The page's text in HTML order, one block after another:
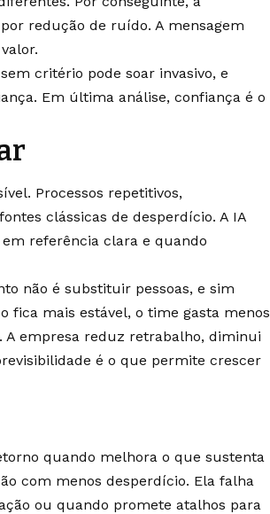
redução de ruído. A mensagem
critério pode soar invasivo, e
Em última análise, confiança é o
Processos repetitivos,
clássicas de desperdício. A IA
referência clara e quando
não é substituir pessoas, e sim
fica mais estável, o time gasta menos
A empresa reduz retrabalho, diminui
é o que permite crescer
quando melhora o que sustenta
com menos desperdício. Ela falha
ou quando promete atalhos para